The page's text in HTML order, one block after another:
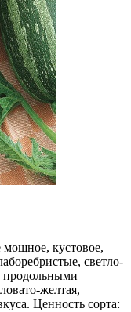
мощное, кустовое,
светло-
продольными
желтая,
Ценность сорта: